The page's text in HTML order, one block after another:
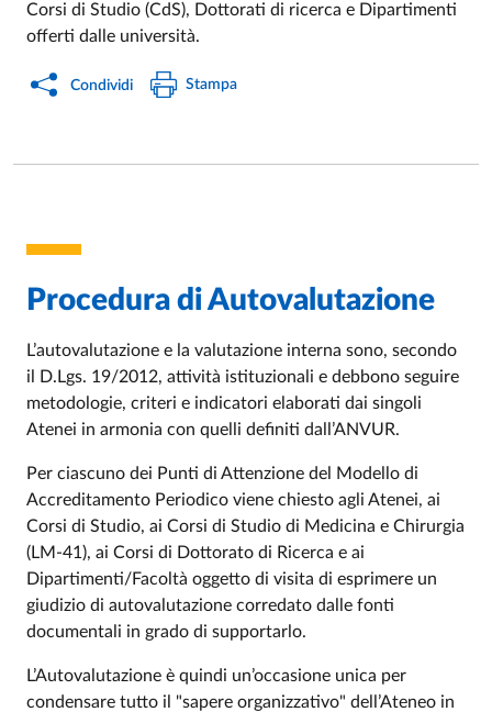
Corsi di Studio (CdS), Dottorati di ricerca e Dipartimenti
offerti dalle università.
Condividi Stampa
Procedura di Autovalutazione
L’autovalutazione e la valutazione interna sono, secondo
il D.Lgs. 19/2012, attività istituzionali e debbono seguire
metodologie, criteri e indicatori elaborati dai singoli
Atenei in armonia con quelli definiti dall’ANVUR.
Per ciascuno dei Punti di Attenzione del Modello di
Accreditamento Periodico viene chiesto agli Atenei, ai
Corsi di Studio, ai Corsi di Studio di Medicina e Chirurgia
(LM-41), ai Corsi di Dottorato di Ricerca e ai
Dipartimenti/Facoltà oggetto di visita di esprimere un
giudizio di autovalutazione corredato dalle fonti
documentali in grado di supportarlo.
L’Autovalutazione è quindi un’occasione unica per
condensare tutto il "sapere organizzativo" dell’Ateneo in